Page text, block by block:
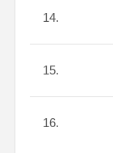
14.
15.
16.